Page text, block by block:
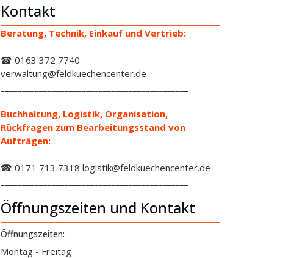
Kontakt
Beratung, Technik, Einkauf und Vertrieb:
☎ 0163 372 7740
verwaltung@feldkuechencenter.de
Buchhaltung, Logistik, Organisation,
Rückfragen zum Bearbeitungsstand von
Aufträgen:
☎ 0171 713 7318 logistik@feldkuechencenter.de
Öffnungszeiten und Kontakt
Öffnungszeiten:
Montag - Freitag